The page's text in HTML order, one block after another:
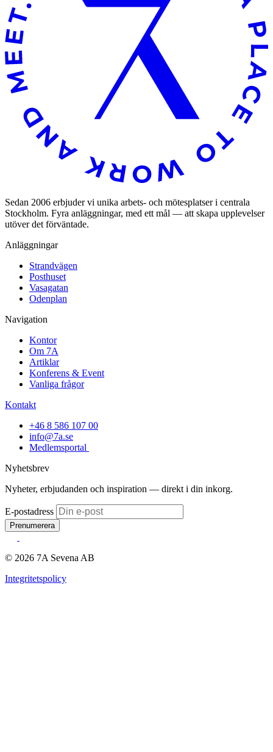
Sedan 2006 erbjuder vi unika arbets- och mötesplatser i centrala
Stockholm. Fyra anläggningar, med ett mål — att skapa upplevelser
utöver det förväntade.
Anläggningar
Strandvägen
Posthuset
Vasagatan
Odenplan
Navigation
Kontor
Om 7A
Artiklar
Konferens & Event
Vanliga frågor
Kontakt
+46 8 586 107 00
info@7a.se
Medlemsportal
Nyhetsbrev
Nyheter, erbjudanden och inspiration — direkt i din inkorg.
E-postadress
Prenumerera
© 2026 7A Sevena AB
Integritetspolicy